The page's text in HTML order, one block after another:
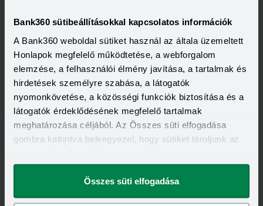
Bank360 sütibeállításokkal kapcsolatos információk
A Bank360 weboldal sütiket használ az általa üzemeltett
Honlapok megfelelő működtetése, a webforgalom
elemzése, a felhasználói élmény javítása, a tartalmak és
hirdetések személyre szabása, a látogatók
nyomonkövetése, a közösségi funkciók biztosítása és a
látogatók érdeklődésének megfelelő tartalmak
meghatározása céljából. Az Összes süti elfogadása
gombra kattintva beleegyezel, hogy sütiket tároljunk az
megváltoztathatod.
Összes süti elfogadása
Érdemes meglépni az
adósságrendezést?
A jegybank részéről mindez ajánlás, azaz nem kötelező
érvényű a bankok számára, ahogy az ügyfeleknek sem
Bank360 vélemény: